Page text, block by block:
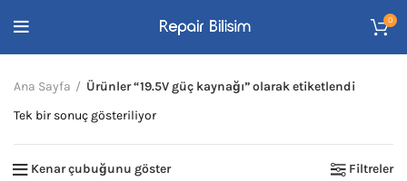
0
Ana Sayfa
Ürünler “19.5V güç kaynağı” olarak etiketlendi
Tek bir sonuç gösteriliyor
Kenar çubuğunu göster Filtreler